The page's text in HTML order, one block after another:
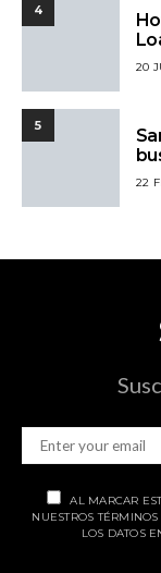
4
20
5
22
AL MARCAR
NUESTROS
LOS DATOS